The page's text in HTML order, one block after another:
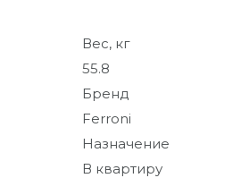
Дополнительные
товары и материалы
Благоустройство и
декор
Вес, кг
55.8
Бренд
Ferroni
Назначение
В квартиру